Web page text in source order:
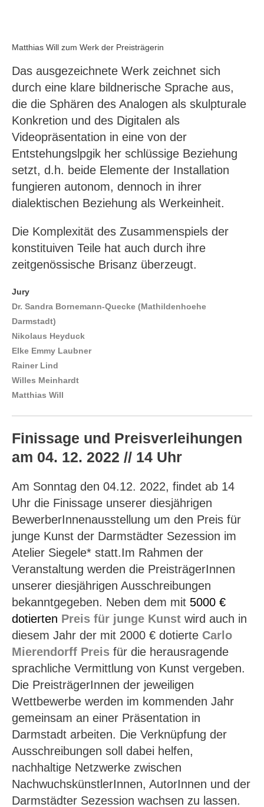
Matthias Will zum Werk der Preisträgerin
Das ausgezeichnete Werk zeichnet sich
durch eine klare bildnerische Sprache aus,
die die Sphären des Analogen als skulpturale
Konkretion und des Digitalen als
Videopräsentation in eine von der
Entstehungslpgik her schlüssige Beziehung
setzt, d.h. beide Elemente der Installation
fungieren autonom, dennoch in ihrer
dialektischen Beziehung als Werkeinheit.
Die Komplexität des Zusammenspiels der
konstituiven Teile hat auch durch ihre
zeitgenössische Brisanz überzeugt.
Jury
Dr. Sandra Bornemann-Quecke (Mathildenhoehe
Darmstadt)
Nikolaus Heyduck
Elke Emmy Laubner
Rainer Lind
Willes Meinhardt
Matthias Will
Finissage und Preisverleihungen
am 04. 12. 2022 // 14 Uhr
Am Sonntag den 04.12. 2022, findet ab 14
Uhr die Finissage unserer diesjährigen
BewerberInnenausstellung um den Preis für
junge Kunst der Darmstädter Sezession im
Atelier Siegele* statt.Im Rahmen der
Veranstaltung werden die PreisträgerInnen
unserer diesjährigen Ausschreibungen
bekanntgegeben. Neben dem mit 5000 €
dotierten Preis für junge Kunst wird auch in
diesem Jahr der mit 2000 € dotierte Carlo
Mierendorff Preis für die herausragende
sprachliche Vermittlung von Kunst vergeben.
Die PreisträgerInnen der jeweiligen
Wettbewerbe werden im kommenden Jahr
gemeinsam an einer Präsentation in
Darmstadt arbeiten. Die Verknüpfung der
Ausschreibungen soll dabei helfen,
nachhaltige Netzwerke zwischen
NachwuchskünstlerInnen, AutorInnen und der
Darmstädter Sezession wachsen zu lassen.